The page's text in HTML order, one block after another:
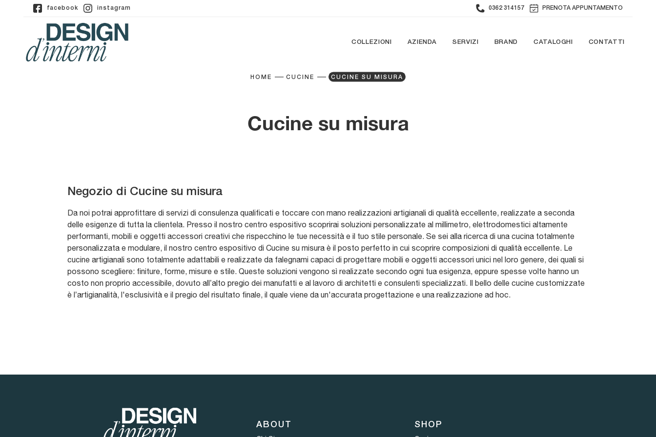
facebook instagram 0362 314157 PRENOTA APPUNTAMENTO
COLLEZIONI AZIENDA SERVIZI BRAND CATALOGHI CONTATTI
HOME CUCINE CUCINE SU MISURA
Cucine su misura
Negozio di Cucine su misura
Da noi potrai approfittare di servizi di consulenza qualificati e toccare con mano realizzazioni artigianali di qualità eccellente, realizzate a seconda
delle esigenze di tutta la clientela. Presso il nostro centro espositivo scoprirai soluzioni personalizzate al millimetro, elettrodomestici altamente
performanti, mobili e oggetti accessori creativi che rispecchino le tue necessità e il tuo stile personale. Se sei alla ricerca di una cucina totalmente
personalizzata e modulare, il nostro centro espositivo di Cucine su misura è il posto perfetto in cui scoprire composizioni di qualità eccellente. Le
cucine artigianali sono totalmente adattabili e realizzate da falegnami capaci di progettare mobili e oggetti accessori unici nel loro genere, dei quali si
possono scegliere: finiture, forme, misure e stile. Queste soluzioni vengono sì realizzate secondo ogni tua esigenza, eppure spesse volte hanno un
costo non proprio accessibile, dovuto all’alto pregio dei manufatti e al lavoro di architetti e consulenti specializzati. Il bello delle cucine customizzate
è l’artigianalità, l'esclusività e il pregio del risultato finale, il quale viene da un'accurata progettazione e una realizzazione ad hoc.
ABOUT
SHOP